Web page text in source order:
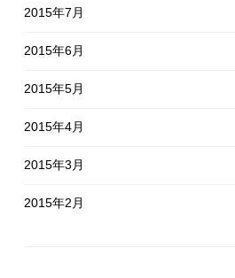
2015年7月
2015年6月
2015年5月
2015年4月
2015年3月
2015年2月